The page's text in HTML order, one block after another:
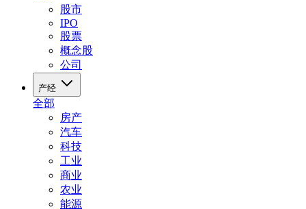
股市
IPO
股票
概念股
公司
产经
全部
房产
汽车
科技
工业
商业
农业
能源